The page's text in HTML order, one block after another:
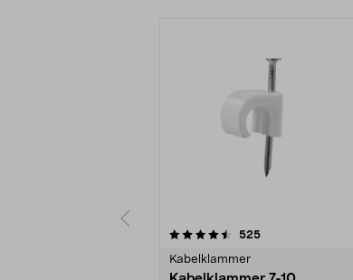
525anmeldelser
Kabelklammer
4.0 av 5 stjerner